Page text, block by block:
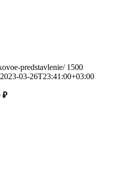
predstavlenie/ 1500
2023-03-26T23:41:00+03:00
₽